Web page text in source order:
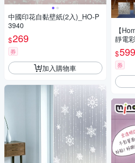
中國印花自黏壁紙(2入)_HO-P
3940
$269
券
加入購物車
【
靜電
陽/
$599
券